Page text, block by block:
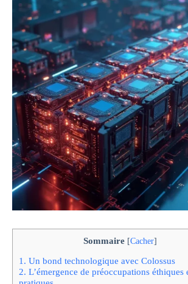
Sommaire [Cacher]
1. Un bond technologique avec Colossus
2. L’émergence de préoccupations éthiques